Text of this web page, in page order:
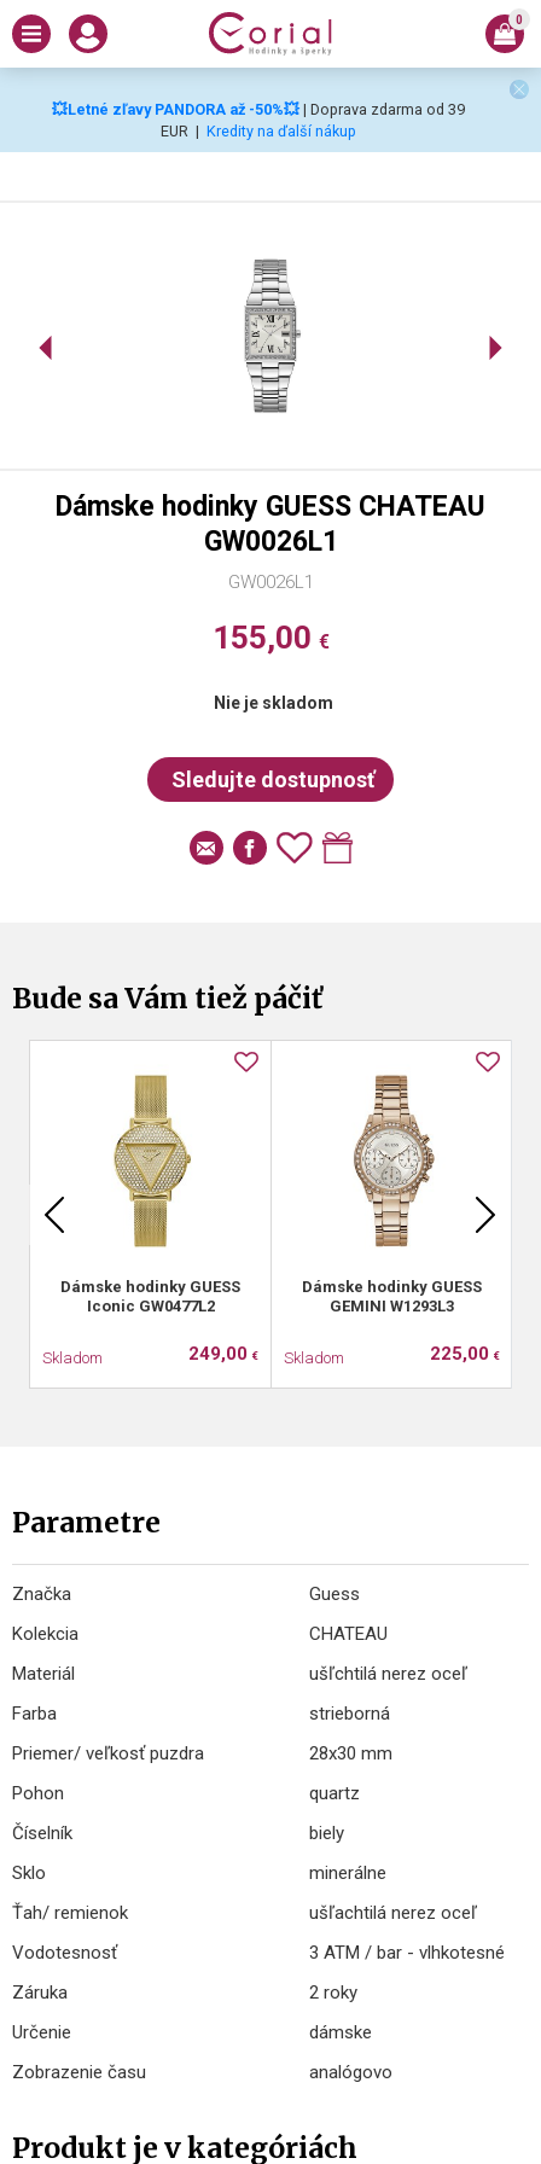
💥Letné zľavy PANDORA až -50%💥 | Doprava zdarma od 39
EUR | Kredity na ďalší nákup
0
GW0026L1
Dámske hodinky GUESS CHATEAU
GW0026L1
155,00 €
Nie je skladom
Bude sa Vám tiež páčiť
Dámske hodinky GUESS
Iconic GW0477L2
Skladom 249,00 €
Dámske hodinky GUESS
GEMINI W1293L3
Skladom 225,00 €
Parametre
Značka
Guess
Kolekcia
CHATEAU
Materiál
ušľchtilá nerez oceľ
Farba
strieborná
Priemer/ veľkosť puzdra
28x30 mm
Pohon
quartz
Číselník
biely
Sklo
minerálne
Ťah/ remienok
ušľachtilá nerez oceľ
Vodotesnosť
3 ATM / bar - vlhkotesné
Záruka
2 roky
Určenie
dámske
Zobrazenie času
analógovo
Produkt je v kategóriách